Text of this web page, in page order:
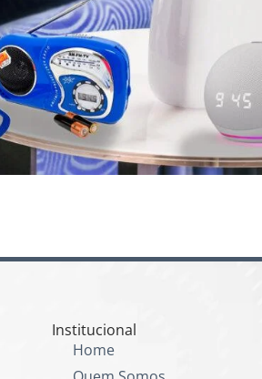
Institucional
Home